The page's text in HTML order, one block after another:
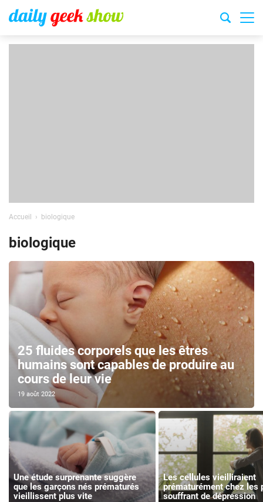
Accueil biologique
biologique
25 fluides corporels que les êtres
humains sont capables de produire au
cours de leur vie
19 août 2022
Une étude surprenante suggère
que les garçons nés prématurés
vieillissent plus vite
Les cellules vieilliraient
prématurément chez les
souffrant de dépression